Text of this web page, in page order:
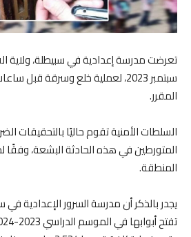
سبتمبر 2023، لعملية خلع وسرقة قبل
المقرر.
السلطات الأمنية تقوم حاليًا بالتحقيقات
المتورطين في هذه الحادثة البشعة، وفقًا
المنطقة.
يجدر بالذكر أن مدرسة السرور الإعدادية